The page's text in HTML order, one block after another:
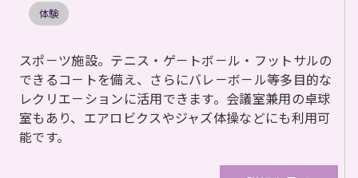
体験
スポ－ツ施設。テニス・ゲ－トボ－ル・フットサルの
できるコ－トを備え、さらにバレ－ボ－ル等多目的な
レクリエ－ションに活用できます。会議室兼用の卓球
室もあり、エアロビクスやジャズ体操などにも利用可
能です。